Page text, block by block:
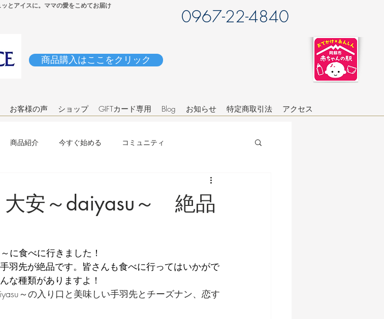
とアイスに。ママの愛をこめてお届け
0967-22-4840
商品購入はここをクリック
お客様の声 ショップ GIFTカード専用 Blog お知らせ 特定商取引法 アクセス
商品紹介 今すぐ始める コミュニティ
安～daiyasu～ 絶品
に食べに行きました！
羽先が絶品です。皆さんも食べに行ってはいかがで
な種類がありますよ！
～の入り口と美味しい手羽先とチーズナン、恋す